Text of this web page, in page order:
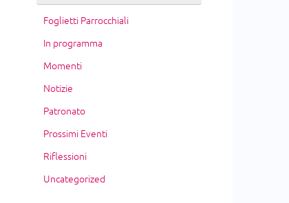
Foglietti Parrocchiali
In programma
Momenti
Notizie
Patronato
Prossimi Eventi
Riflessioni
Uncategorized